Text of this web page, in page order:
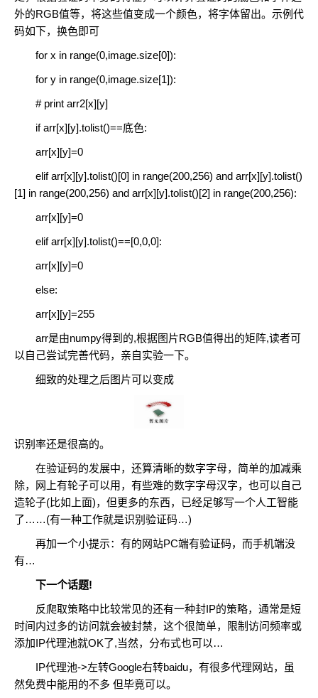
外的RGB值等，将这些值变成一个颜色，将字体留出。示例代
码如下，换色即可
for x in range(0,image.size[0]):
for y in range(0,image.size[1]):
# print arr2[x][y]
if arr[x][y].tolist()==底色:
arr[x][y]=0
elif arr[x][y].tolist()[0] in range(200,256) and arr[x][y].tolist()
[1] in range(200,256) and arr[x][y].tolist()[2] in range(200,256):
arr[x][y]=0
elif arr[x][y].tolist()==[0,0,0]:
arr[x][y]=0
else:
arr[x][y]=255
arr是由numpy得到的,根据图片RGB值得出的矩阵,读者可
以自己尝试完善代码，亲自实验一下。
细致的处理之后图片可以变成
识别率还是很高的。
在验证码的发展中，还算清晰的数字字母，简单的加减乘
除，网上有轮子可以用，有些难的数字字母汉字，也可以自己
造轮子(比如上面)，但更多的东西，已经足够写一个人工智能
了……(有一种工作就是识别验证码…)
再加一个小提示：有的网站PC端有验证码，而手机端没
有…
下一个话题!
反爬取策略中比较常见的还有一种封IP的策略，通常是短
时间内过多的访问就会被封禁，这个很简单，限制访问频率或
添加IP代理池就OK了,当然，分布式也可以…
IP代理池->左转Google右转baidu，有很多代理网站，虽
然免费中能用的不多 但毕竟可以。